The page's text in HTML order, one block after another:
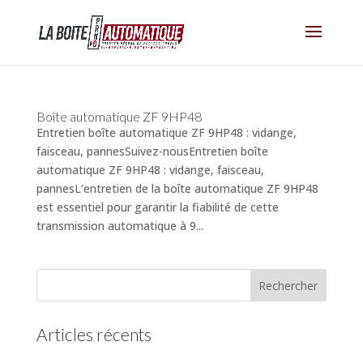
Boîte automatique ZF 9HP48
Entretien boîte automatique ZF 9HP48 : vidange,
faisceau, pannesSuivez-nousEntretien boîte
automatique ZF 9HP48 : vidange, faisceau,
pannesL’entretien de la boîte automatique ZF 9HP48
est essentiel pour garantir la fiabilité de cette
transmission automatique à 9...
Articles récents